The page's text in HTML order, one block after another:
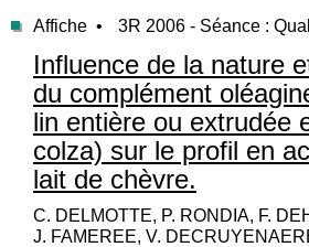
Affiche • 3R 2006 - Séance :
Influence de la nature
du complément
lin entière ou extrudée
colza) sur le profil en
lait de chèvre.
C. DELMOTTE, P. RONDIA, F.
J. FAMEREE, V.